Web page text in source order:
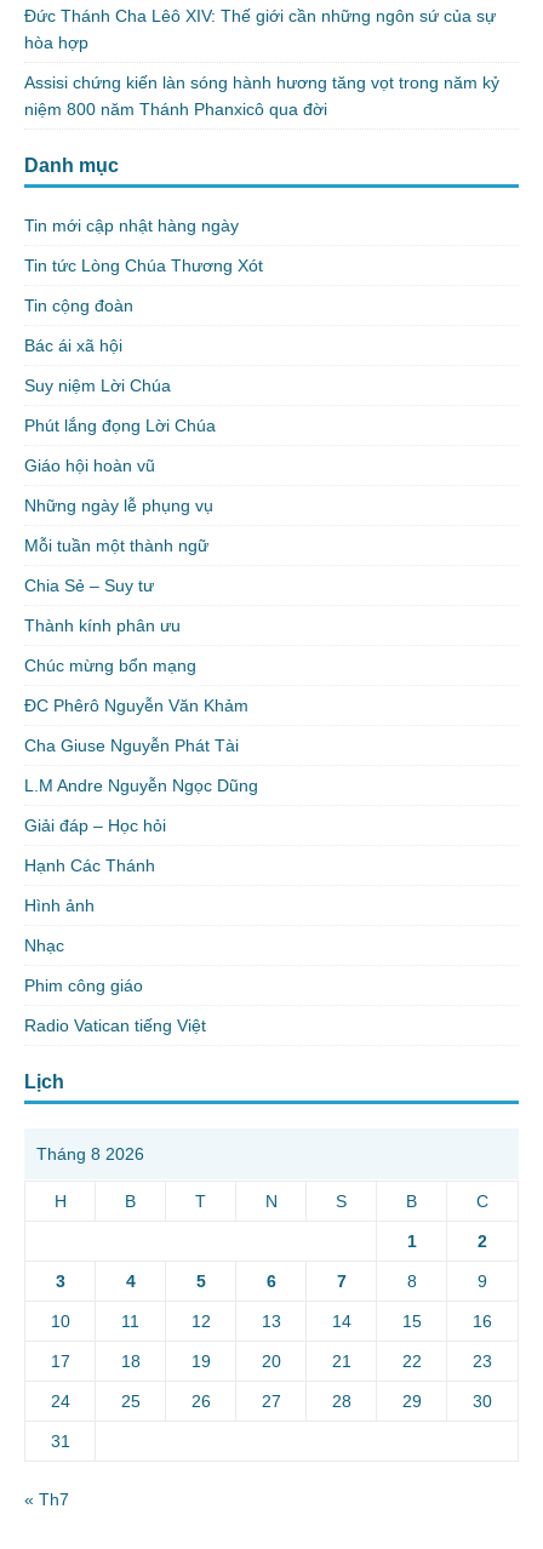
Đức Thánh Cha Lêô XIV: Thế giới cần những ngôn sứ của sự
hòa hợp
Assisi chứng kiến làn sóng hành hương tăng vọt trong năm kỷ
niệm 800 năm Thánh Phanxicô qua đời
Danh mục
Tin mới cập nhật hàng ngày
Tin tức Lòng Chúa Thương Xót
Tin cộng đoàn
Bác ái xã hội
Suy niệm Lời Chúa
Phút lắng đọng Lời Chúa
Giáo hội hoàn vũ
Những ngày lễ phụng vụ
Mỗi tuần một thành ngữ
Chia Sẻ – Suy tư
Thành kính phân ưu
Chúc mừng bổn mạng
ĐC Phêrô Nguyễn Văn Khảm
Cha Giuse Nguyễn Phát Tài
L.M Andre Nguyễn Ngọc Dũng
Giải đáp – Học hỏi
Hạnh Các Thánh
Hình ảnh
Nhạc
Phim công giáo
Radio Vatican tiếng Việt
Lịch
Tháng 8 2026
H B T N S B C
1 2
3 4 5 6 7 8 9
10 11 12 13 14 15 16
17 18 19 20 21 22 23
24 25 26 27 28 29 30
31
« Th7